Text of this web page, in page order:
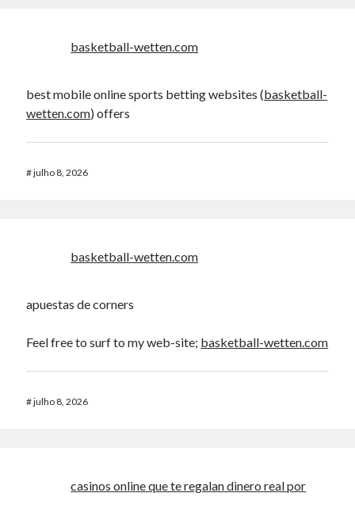
basketball-wetten.com
best mobile online sports betting websites (basketball-
wetten.com) offers
#julho 8, 2026
basketball-wetten.com
apuestas de corners
Feel free to surf to my web-site; basketball-wetten.com
#julho 8, 2026
casinos online que te regalan dinero real por